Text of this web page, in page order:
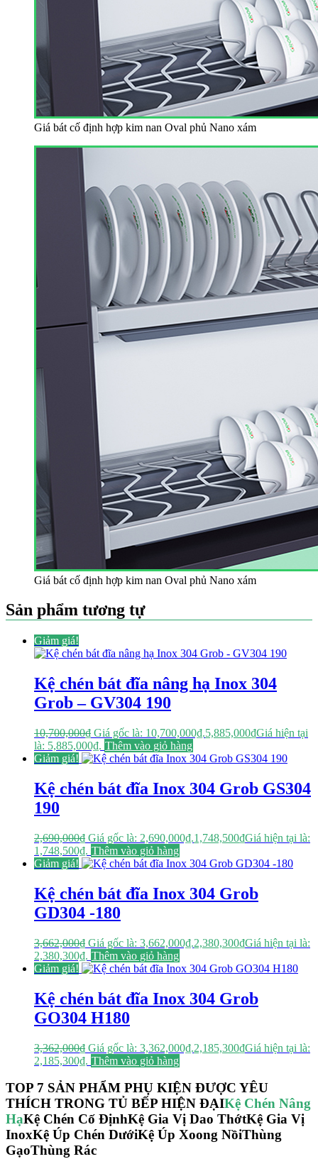
Giá bát cố định hợp kim nan Oval phủ Nano xám
Giá bát cố định hợp kim nan Oval phủ Nano xám
Sản phẩm tương tự
Giảm giá!
Kệ chén bát đĩa nâng hạ Inox 304
Grob – GV304 190
10,700,000₫ Giá gốc là: 10,700,000₫.5,885,000₫Giá hiện tại
là: 5,885,000₫. Thêm vào giỏ hàng
Giảm giá!
Kệ chén bát đĩa Inox 304 Grob GS304
190
2,690,000₫ Giá gốc là: 2,690,000₫.1,748,500₫Giá hiện tại là:
1,748,500₫. Thêm vào giỏ hàng
Giảm giá!
Kệ chén bát đĩa Inox 304 Grob
GD304 -180
3,662,000₫ Giá gốc là: 3,662,000₫.2,380,300₫Giá hiện tại là:
2,380,300₫. Thêm vào giỏ hàng
Giảm giá!
Kệ chén bát đĩa Inox 304 Grob
GO304 H180
3,362,000₫ Giá gốc là: 3,362,000₫.2,185,300₫Giá hiện tại là:
2,185,300₫. Thêm vào giỏ hàng
TOP 7 SẢN PHẨM PHỤ KIỆN ĐƯỢC YÊU
THÍCH TRONG TỦ BẾP HIỆN ĐẠIKệ Chén Nâng
HạKệ Chén Cố ĐịnhKệ Gia Vị Dao ThớtKệ Gia Vị
InoxKệ Úp Chén DướiKệ Úp Xoong NồiThùng
GạoThùng Rác